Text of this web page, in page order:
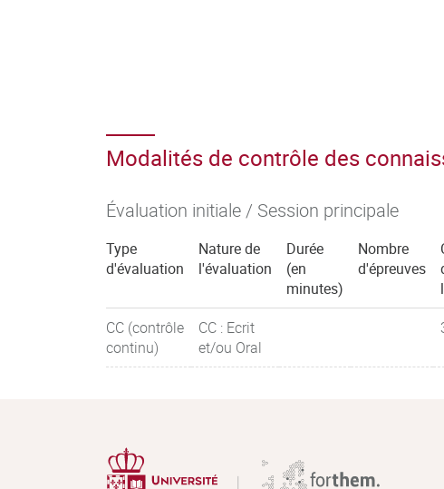
Modalités de contrôle des
Évaluation initiale / Session principale
Type
d'évaluation
Nature de
l'évaluation
Durée
(en
minutes)
Nombre
d'épreuves
CC (contrôle
continu)
CC : Ecrit
et/ou Oral